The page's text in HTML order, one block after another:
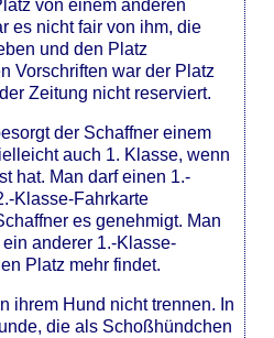
von einem anderen
es nicht fair von ihm, die
und den Platz
Vorschriften war der Platz
Zeitung nicht reserviert.
der Schaffner einem
auch 1. Klasse, wenn
hat. Man darf einen 1.-
Klasse-Fahrkarte
es genehmigt. Man
anderer 1.-Klasse-
Platz mehr findet.
ihrem Hund nicht trennen. In
die als Schoßhündchen